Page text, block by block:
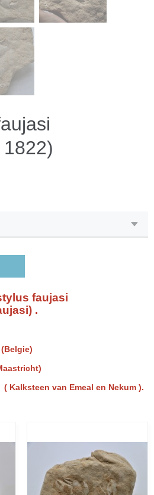
faujasi
.
Kalksteen van Emeal en Nekum ).